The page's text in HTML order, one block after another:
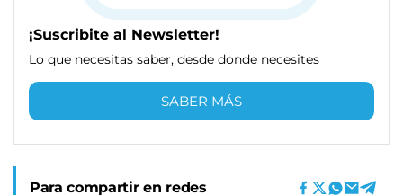
¡Suscribite al Newsletter!
Lo que necesitas saber, desde donde necesites
SABER MÁS
Para compartir en redes